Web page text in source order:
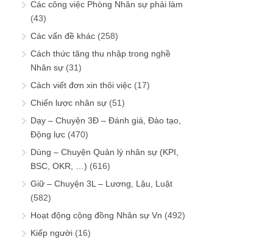
Các công việc Phòng Nhân sự phải làm
(43)
Các vấn đề khác (258)
Cách thức tăng thu nhập trong nghề
Nhân sự (31)
Cách viết đơn xin thôi việc (17)
Chiến lược nhân sự (51)
Dạy – Chuyện 3Đ – Đánh giá, Đào tạo,
Động lực (470)
Dùng – Chuyện Quản lý nhân sự (KPI,
BSC, OKR, …) (616)
Giữ – Chuyện 3L – Lương, Lậu, Luật
(582)
Hoạt động cộng đồng Nhân sự Vn (492)
Kiếp người (16)